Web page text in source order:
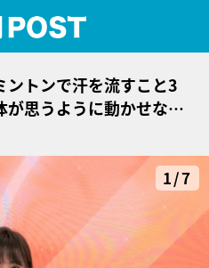
ントンで汗を流すこと3
が思うように動かせなく
」
1/7